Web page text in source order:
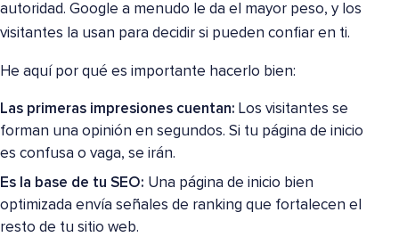
autoridad. Google a menudo le da el mayor peso, y los
visitantes la usan para decidir si pueden confiar en ti.
He aquí por qué es importante hacerlo bien:
Las primeras impresiones cuentan: Los visitantes se
forman una opinión en segundos. Si tu página de inicio
es confusa o vaga, se irán.
Es la base de tu SEO: Una página de inicio bien
optimizada envía señales de ranking que fortalecen el
resto de tu sitio web.